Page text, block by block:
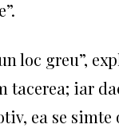
loc greu”,
tacerea; iar
ea se